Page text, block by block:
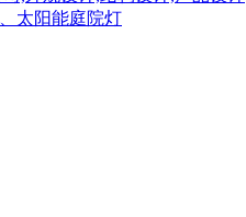
太阳能庭院灯